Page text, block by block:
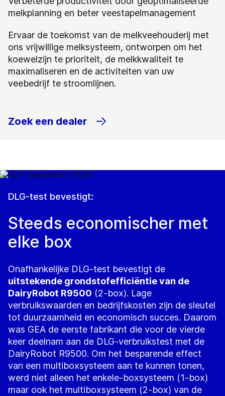
melkplanning en beter veestapelmanagement
Ervaar de toekomst van de melkveehouderij met
ons vrijwillige melksysteem, ontworpen om het
koewelzijn te prioriteit, de melkkwaliteit te
maximaliseren en de activiteiten van uw
veebedrijf te stroomlijnen.
Zoek een dealer
DLG-test bevestigt:
Steeds economischer met
elke box
Onafhankelijke DLG-test bevestigt de
uitstekende grondstofefficiëntie van de
DairyRobot R9500 (2-box). Lage
verbruikswaarden en bedrijfskosten zijn de sleutel
tot duurzaamheid en economisch succes. Daarom
was GEA de eerste fabrikant die voor de vierde
keer deelnam aan de DLG-verbruikstest met de
DairyRobot R9500. Om het besparende effect
van een multiboxsysteem aan te kunnen tonen,
werd niet alleen het enkele-boxsysteem (1-box)
maar ook het multiboxsysteem (2-box) van de